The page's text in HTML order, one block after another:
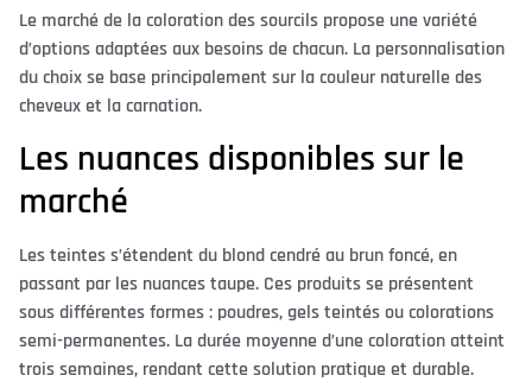
Le marché de la coloration des sourcils propose une variété
d’options adaptées aux besoins de chacun. La personnalisation
du choix se base principalement sur la couleur naturelle des
cheveux et la carnation.
Les nuances disponibles sur le
marché
Les teintes s’étendent du blond cendré au brun foncé, en
passant par les nuances taupe. Ces produits se présentent
sous différentes formes : poudres, gels teintés ou colorations
semi-permanentes. La durée moyenne d’une coloration atteint
trois semaines, rendant cette solution pratique et durable.